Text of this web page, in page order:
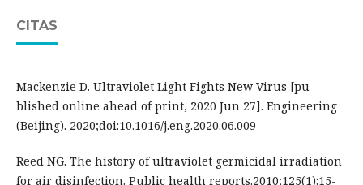
CITAS
Mackenzie D. Ultraviolet Light Fights New Virus [pu-
blished online ahead of print, 2020 Jun 27]. Engineering
(Beijing). 2020;doi:10.1016/j.eng.2020.06.009
Reed NG. The history of ultraviolet germicidal irradiation
for air disinfection. Public health reports.2010;125(1):15-